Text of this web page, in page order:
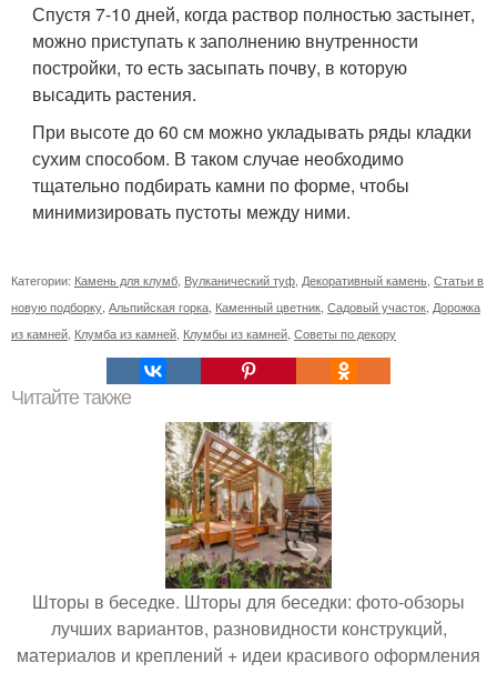
Спустя 7-10 дней, когда раствор полностью застынет,
можно приступать к заполнению внутренности
постройки, то есть засыпать почву, в которую
высадить растения.
При высоте до 60 см можно укладывать ряды кладки
сухим способом. В таком случае необходимо
тщательно подбирать камни по форме, чтобы
минимизировать пустоты между ними.
Категории: Камень для клумб Вулканический туф Декоративный камень Статьи в
новую подборку Альпийская горка Каменный цветник Садовый участок Дорожка
из камней Клумба из камней Клумбы из камней Советы по декору
Читайте также
Шторы в беседке. Шторы для беседки: фото-обзоры
лучших вариантов, разновидности конструкций,
материалов и креплений + идеи красивого оформления